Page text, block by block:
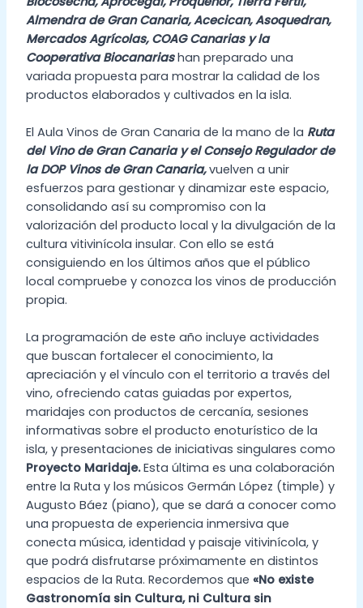
Almendra de Gran Canaria, Acecican, Asoquedran,
Mercados Agrícolas, COAG Canarias y la
Cooperativa Biocanarias han preparado una
variada propuesta para mostrar la calidad de los
productos elaborados y cultivados en la isla.
El Aula Vinos de Gran Canaria de la mano de la Ruta
del Vino de Gran Canaria y el Consejo Regulador de
la DOP Vinos de Gran Canaria,vuelven a unir
esfuerzos para gestionar y dinamizar este espacio,
consolidando así su compromiso con la
valorización del producto local y la divulgación de la
cultura vitivinícola insular. Con ello se está
consiguiendo en los últimos años que el público
local compruebe y conozca los vinos de producción
propia.
La programación de este año incluye actividades
que buscan fortalecer el conocimiento, la
apreciación y el vínculo con el territorio a través del
vino, ofreciendo catas guiadas por expertos,
maridajes con productos de cercanía, sesiones
informativas sobre el producto enoturístico de la
isla, y presentaciones de iniciativas singulares como
Proyecto Maridaje.Esta última es una colaboración
entre la Ruta y los músicos Germán López (timple) y
Augusto Báez (piano), que se dará a conocer como
una propuesta de experiencia inmersiva que
conecta música, identidad y paisaje vitivinícola, y
que podrá disfrutarse próximamente en distintos
espacios de la Ruta. Recordemos que «No existe
Gastronomía sin Cultura, ni Cultura sin